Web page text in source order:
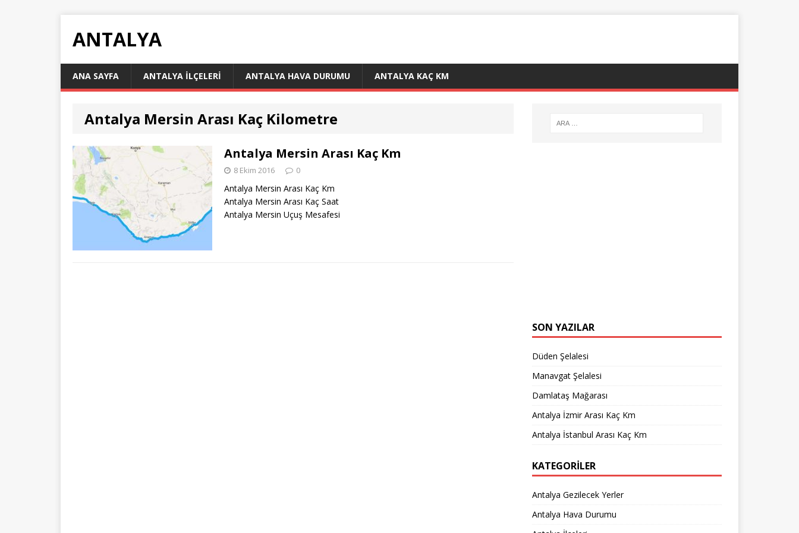
ANTALYA
ANA SAYFA ANTALYA İLÇELERI ANTALYA HAVA DURUMU ANTALYA KAÇ KM
Antalya Mersin Arası Kaç Kilometre
Antalya Mersin Arası Kaç Km
8 Ekim 2016 0
Antalya Mersin Arası Kaç Km
Antalya Mersin Arası Kaç Saat
Antalya Mersin Uçuş Mesafesi
SON YAZILAR
Düden Şelalesi
Manavgat Şelalesi
Damlataş Mağarası
Antalya İzmir Arası Kaç Km
Antalya İstanbul Arası Kaç Km
KATEGORILER
Antalya Gezilecek Yerler
Antalya Hava Durumu